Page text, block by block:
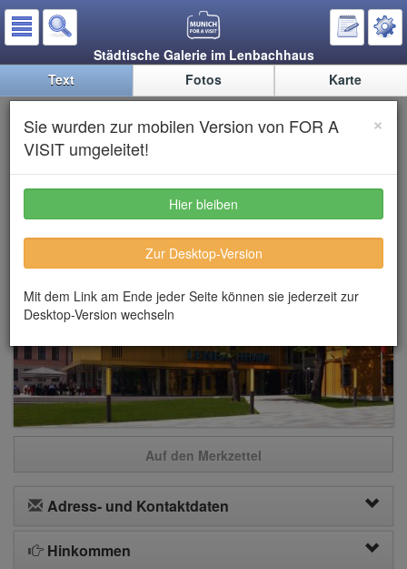
×
Sie wurden zur mobilen Version von FOR A
VISIT umgeleitet!
Hier bleiben
Zur Desktop-Version
Mit dem Link am Ende jeder Seite können sie jederzeit zur
Desktop-Version wechseln
Städtische Galerie im Lenbachhaus
Text
Fotos Karte
Städtische Galerie im
Lenbachhaus
Auf den Merkzettel
Adress- und Kontaktdaten
Hinkommen